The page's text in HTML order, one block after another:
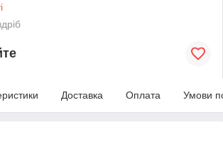
Доставка Оплата Умови